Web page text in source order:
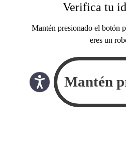
Verifica tu
Mantén presionado el botón
eres un